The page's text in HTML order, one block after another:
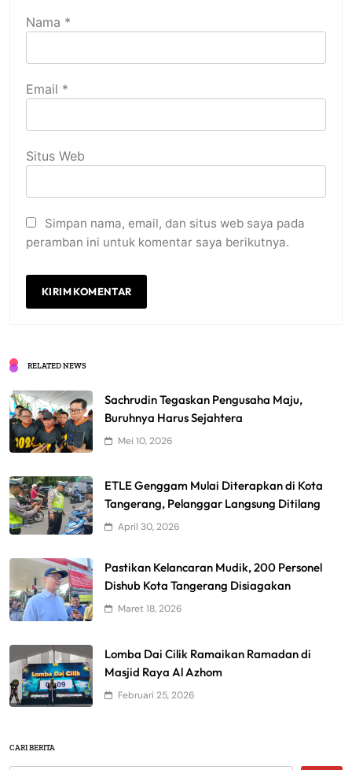
Nama *
Email *
Situs Web
Simpan nama, email, dan situs web saya pada
peramban ini untuk komentar saya berikutnya.
RELATED NEWS
Sachrudin Tegaskan Pengusaha Maju,
Buruhnya Harus Sejahtera
Mei 10, 2026
ETLE Genggam Mulai Diterapkan di Kota
Tangerang, Pelanggar Langsung Ditilang
April 30, 2026
Pastikan Kelancaran Mudik, 200 Personel
Dishub Kota Tangerang Disiagakan
Maret 18, 2026
Lomba Dai Cilik Ramaikan Ramadan di
Masjid Raya Al Azhom
Februari 25, 2026
CARI BERITA